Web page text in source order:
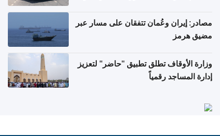
مصادر: إيران وعُمان تتفقان على مسار عبر
مضيق هرمز
وزارة الأوقاف تطلق تطبيق "حاضر" لتعزيز
إدارة المساجد رقمياً